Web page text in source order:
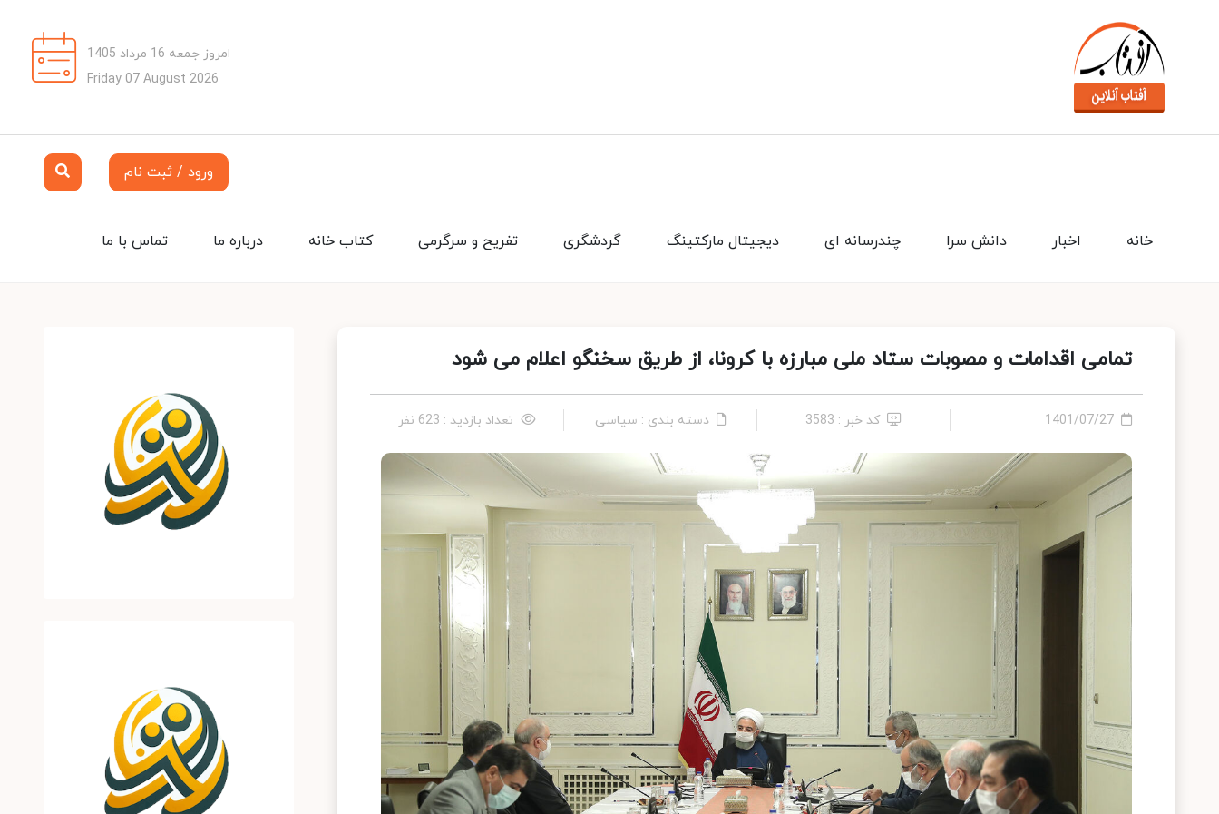
امروز جمعه 16 مرداد 1405
Friday 07 August 2026
ورود / ثبت نام
تماس با ما درباره ما کتاب خانه تفریح و سرگرمی گردشگری دیجیتال مارکتینگ چندرسانه ای دانش سرا اخبار خانه
تمامی اقدامات و مصوبات ستاد ملی مبارزه با کرونا، از طریق سخنگو اعلام می شود
1401/07/27 کد خبر : 3583 دسته بندی : سیاسی تعداد بازدید : 623 نفر